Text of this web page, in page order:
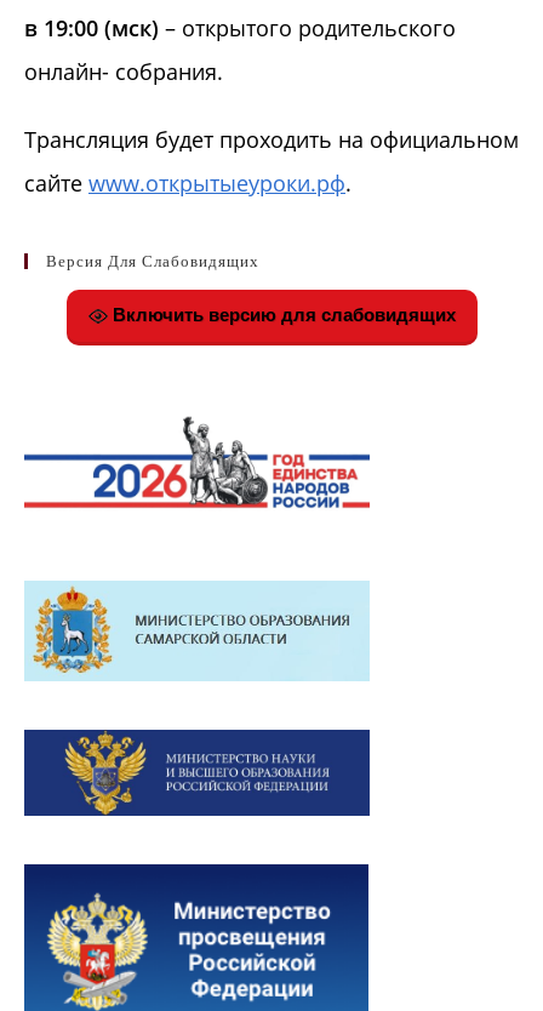
в 19:00 (мск) – открытого родительского
онлайн- собрания.
Трансляция будет проходить на официальном
сайте www.открытыеуроки.рф.
Версия Для Слабовидящих
Включить версию для слабовидящих